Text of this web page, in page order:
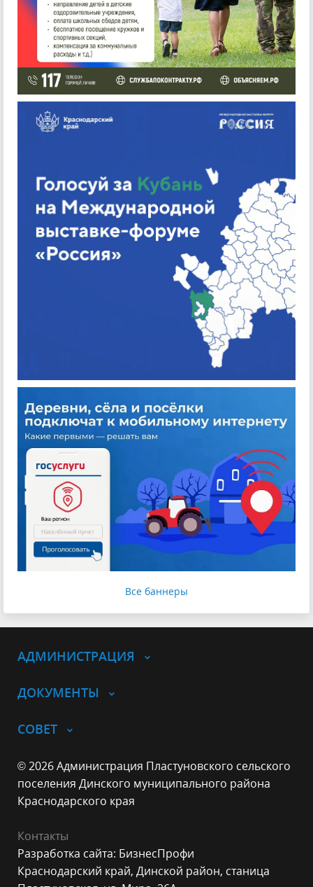
Все баннеры
АДМИНИСТРАЦИЯ
ДОКУМЕНТЫ
СОВЕТ
© 2026 Администрация Пластуновского сельского
поселения Динского муниципального района
Краснодарского края
Контакты
Разработка сайта: БизнесПрофи
Краснодарский край, Динской район, станица